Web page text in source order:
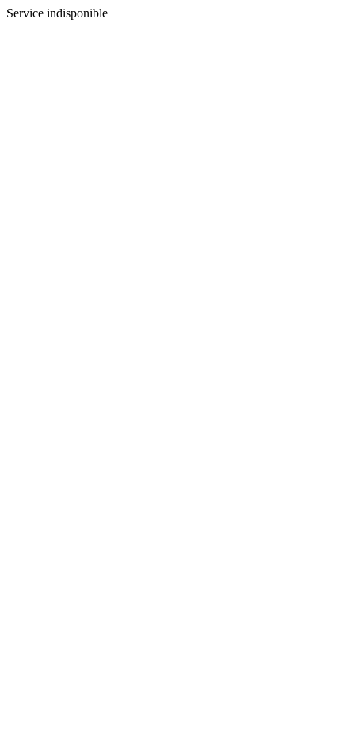
Service indisponible